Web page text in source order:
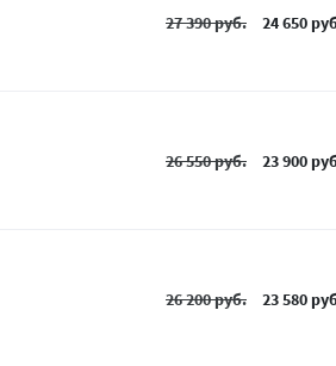
27 390 руб. 24 650
26 550 руб. 23 900
26 200 руб. 23 580